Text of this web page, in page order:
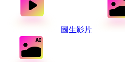
圖生影片